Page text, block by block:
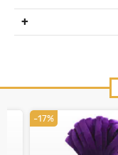
-17%